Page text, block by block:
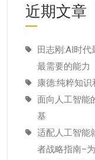
近期文章
田志刚:AI时代
最需要的能力
康德:纯粹知识
面向人工智能
基
适配人工智能
者战略指南–